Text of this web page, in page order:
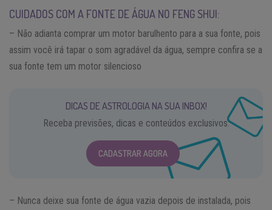
CUIDADOS COM A FONTE DE ÁGUA NO FENG SHUI:
– Não adianta comprar um motor barulhento para a sua fonte, pois
assim você irá tapar o som agradável da água, sempre confira se a
sua fonte tem um motor silencioso
DICAS DE ASTROLOGIA NA SUA INBOX!
Receba previsões, dicas e conteúdos exclusivos.
CADASTRAR AGORA
– Nunca deixe sua fonte de água vazia depois de instalada, pois